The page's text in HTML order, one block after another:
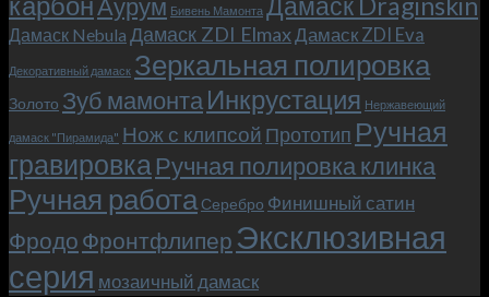
мы
прикоснулись
к
фильма.
Аурум Бивень Мамонта
Дамаск Nebula Дамаск ZDI ElmaxДамаск ZDI Eva
Декоративный дамаск Зеркальная полировка
Золото Зуб мамонтаИнкрустация Нержавеющий
дамаск "Пирамида" Нож с клипсой Прототип Ручная
гравировкаРучная полировка клинка
Ручная работа Серебро Финишный сатин
Фродо Фронтфлипер Эксклюзивная
серия мозаичный дамаск